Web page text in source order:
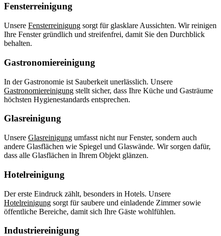
Fensterreinigung
Unsere Fensterreinigung sorgt für glasklare Aussichten. Wir reinigen
Ihre Fenster gründlich und streifenfrei, damit Sie den Durchblick
behalten.
Gastronomiereinigung
In der Gastronomie ist Sauberkeit unerlässlich. Unsere
Gastronomiereinigung stellt sicher, dass Ihre Küche und Gasträume
höchsten Hygienestandards entsprechen.
Glasreinigung
Unsere Glasreinigung umfasst nicht nur Fenster, sondern auch
andere Glasflächen wie Spiegel und Glaswände. Wir sorgen dafür,
dass alle Glasflächen in Ihrem Objekt glänzen.
Hotelreinigung
Der erste Eindruck zählt, besonders in Hotels. Unsere
Hotelreinigung sorgt für saubere und einladende Zimmer sowie
öffentliche Bereiche, damit sich Ihre Gäste wohlfühlen.
Industriereinigung